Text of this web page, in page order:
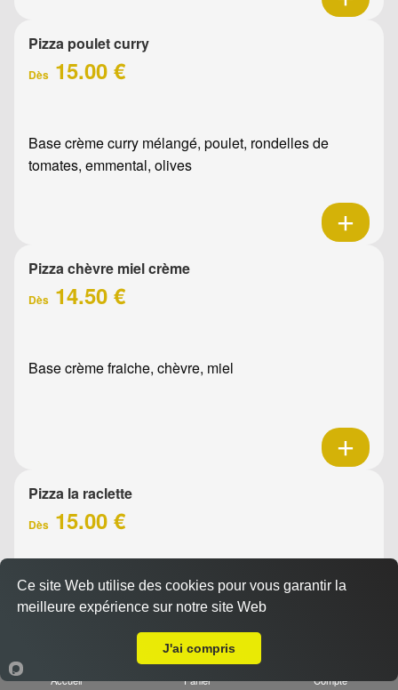
Pizza poulet curry
Dès 15.00 €
Base crème curry mélangé, poulet, rondelles de
tomates, emmental, olives
Pizza chèvre miel crème
Dès 14.50 €
Base crème fraiche, chèvre, miel
Pizza la raclette
Dès 15.00 €
Base crème fraîche, raclette, jambon, oignons confits,
emmental, olives
Accueil Panier Compte
Ce site Web utilise des cookies pour vous garantir la
meilleure expérience sur notre site Web
J'ai compris